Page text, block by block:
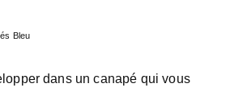
Bleu
dans un canapé qui vous